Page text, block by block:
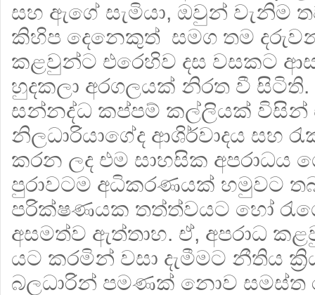
සහ ඇගේ සැමියා, ඔවුන් වැනිම
කිහිප දෙනෙකුත් සමග තම
කළවුන්ට එරෙහිව දස වසකට
හුදකලා අරගලයක් නිරත වී සිටිති.
සන්නද්ධ කප්පම් කල්ලියක් විසින්
නිලධාරියාගේද ආශිර්වාදය සහ
කරන ලද එම සාහසික අපරාධය
පුරාවටම අධිකරණයක් හමුවට
පරික්ෂණයක තත්ත්වයට හෝ
අසමත්ව ඇත්තාහ. ඒ, අපරාධ
යට කරමින් වසා දැමීමට නීතිය
බලධාරින් පමණක් නොව සමස්ත